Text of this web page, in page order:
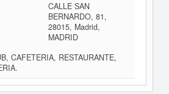
CALLE SAN
BERNARDO, 81,
28015, Madrid,
MADRID
CAFETERIA, RESTAURANTE,